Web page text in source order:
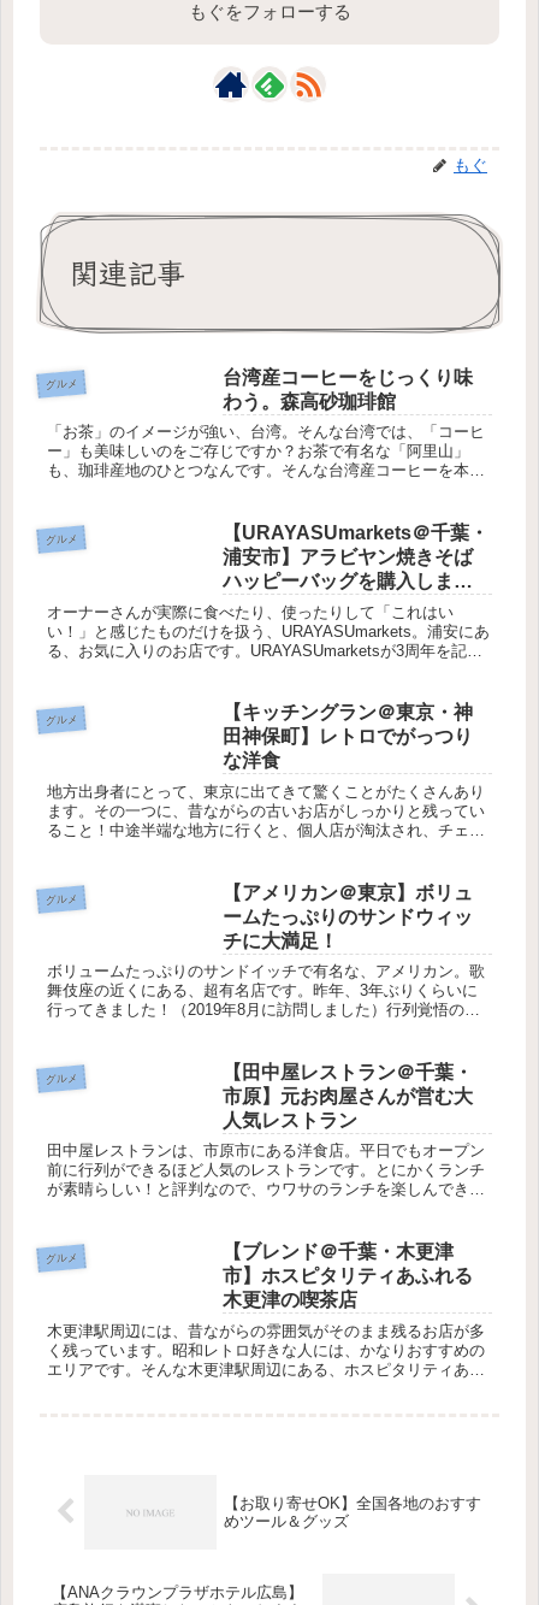
もぐをフォローする
もぐ
関連記事
グルメ
台湾産コーヒーをじっくり味
わう。森高砂珈琲館
「お茶」のイメージが強い、台湾。そんな台湾では、「コーヒ
ー」も美味しいのをご存じですか？お茶で有名な「阿里山」
も、珈琲産地のひとつなんです。そんな台湾産コーヒーを本格
グルメ
【URAYASUmarkets＠千葉・
浦安市】アラビヤン焼きそば
ハッピーバッグを購入しまし
た
オーナーさんが実際に食べたり、使ったりして「これはい
い！」と感じたものだけを扱う、URAYASUmarkets。浦安にあ
る、お気に入りのお店です。URAYASUmarketsが3周年を記念
グルメ
【キッチングラン＠東京・神
田神保町】レトロでがっつり
な洋食
地方出身者にとって、東京に出てきて驚くことがたくさんあり
ます。その一つに、昔ながらの古いお店がしっかりと残ってい
ること！中途半端な地方に行くと、個人店が淘汰され、チェー
グルメ
【アメリカン＠東京】ボリュ
ームたっぷりのサンドウィッ
チに大満足！
ボリュームたっぷりのサンドイッチで有名な、アメリカン。歌
舞伎座の近くにある、超有名店です。昨年、3年ぶりくらいに
行ってきました！（2019年8月に訪問しました）行列覚悟の人
グルメ
【田中屋レストラン＠千葉・
市原】元お肉屋さんが営む大
人気レストラン
田中屋レストランは、市原市にある洋食店。平日でもオープン
前に行列ができるほど人気のレストランです。とにかくランチ
が素晴らしい！と評判なので、ウワサのランチを楽しんできま
グルメ
【ブレンド＠千葉・木更津
市】ホスピタリティあふれる
木更津の喫茶店
木更津駅周辺には、昔ながらの雰囲気がそのまま残るお店が多
く残っています。昭和レトロ好きな人には、かなりおすすめの
エリアです。そんな木更津駅周辺にある、ホスピタリティあふ
【お取り寄せOK】全国各地のおすす
めツール＆グッズ
【ANAクラウンプラザホテル広島】